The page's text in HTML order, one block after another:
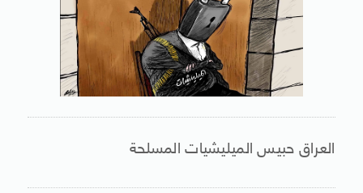
العراق حبيس الميليشيات المسلحة